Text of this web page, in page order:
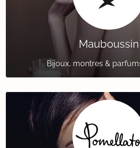
Mauboussin
Bijoux, montres &